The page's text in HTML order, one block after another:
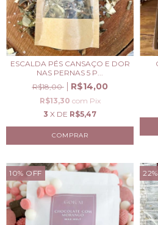
ESCALDA PÉS CANSAÇO E DOR
NAS PERNAS 5 P...
R$18,00
R$14,00
R$13,30 com Pix
3 X DE R$5,47
10% OFF 22%